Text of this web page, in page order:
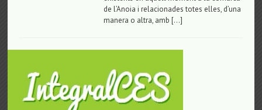
de l’Anoia i relacionades totes elles, d’una
manera o altra, amb […]